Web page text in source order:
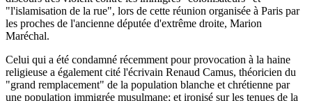
"l'islamisation de la rue", lors de cette réunion organisée à Paris par
les proches de l'ancienne députée d'extrême droite, Marion
Maréchal.
Celui qui a été condamné récemment pour provocation à la haine
religieuse a également cité l'écrivain Renaud Camus, théoricien du
"grand remplacement" de la population blanche et chrétienne par
une population immigrée musulmane; et ironisé sur les tenues de la